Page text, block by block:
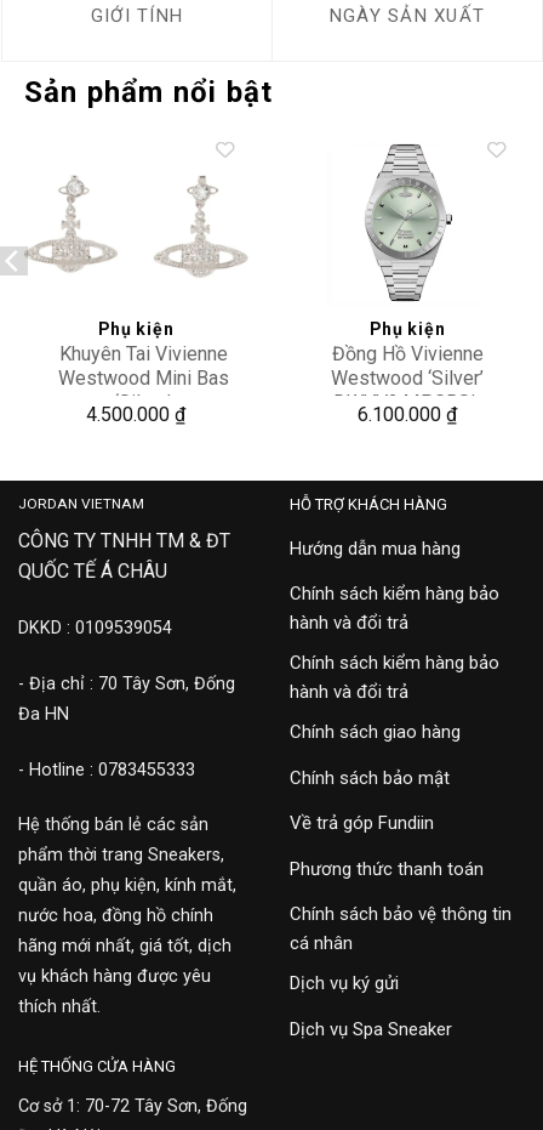
GIỚI TÍNH NGÀY SẢN XUẤT
Sản phẩm nổi bật
Add to
wishlist
Phụ kiện
Khuyên Tai Vivienne
Westwood Mini Bas
‘Silver’
6202002502P116CNP116
4.500.000 ₫
Phụ kiện
Đồng Hồ Vivienne
Westwood ‘Silver’
DWVV244PGRSL
6.100.000 ₫
JORDAN VIETNAM
CÔNG TY TNHH TM & ĐT
QUỐC TẾ Á CHÂU
DKKD : 0109539054
- Địa chỉ : 70 Tây Sơn, Đống
Đa HN
- Hotline : 0783455333
Hệ thống bán lẻ các sản
phẩm thời trang Sneakers,
quần áo, phụ kiện, kính mắt,
nước hoa, đồng hồ chính
hãng mới nhất, giá tốt, dịch
vụ khách hàng được yêu
thích nhất.
HỖ TRỢ KHÁCH HÀNG
Hướng dẫn mua hàng
Chính sách kiểm hàng bảo
hành và đổi trả
Chính sách kiểm hàng bảo
hành và đổi trả
Chính sách giao hàng
Chính sách bảo mật
Về trả góp Fundiin
Phương thức thanh toán
Chính sách bảo vệ thông tin
cá nhân
Dịch vụ ký gửi
Dịch vụ Spa Sneaker
HỆ THỐNG CỬA HÀNG
Cơ sở 1: 70-72 Tây Sơn, Đống